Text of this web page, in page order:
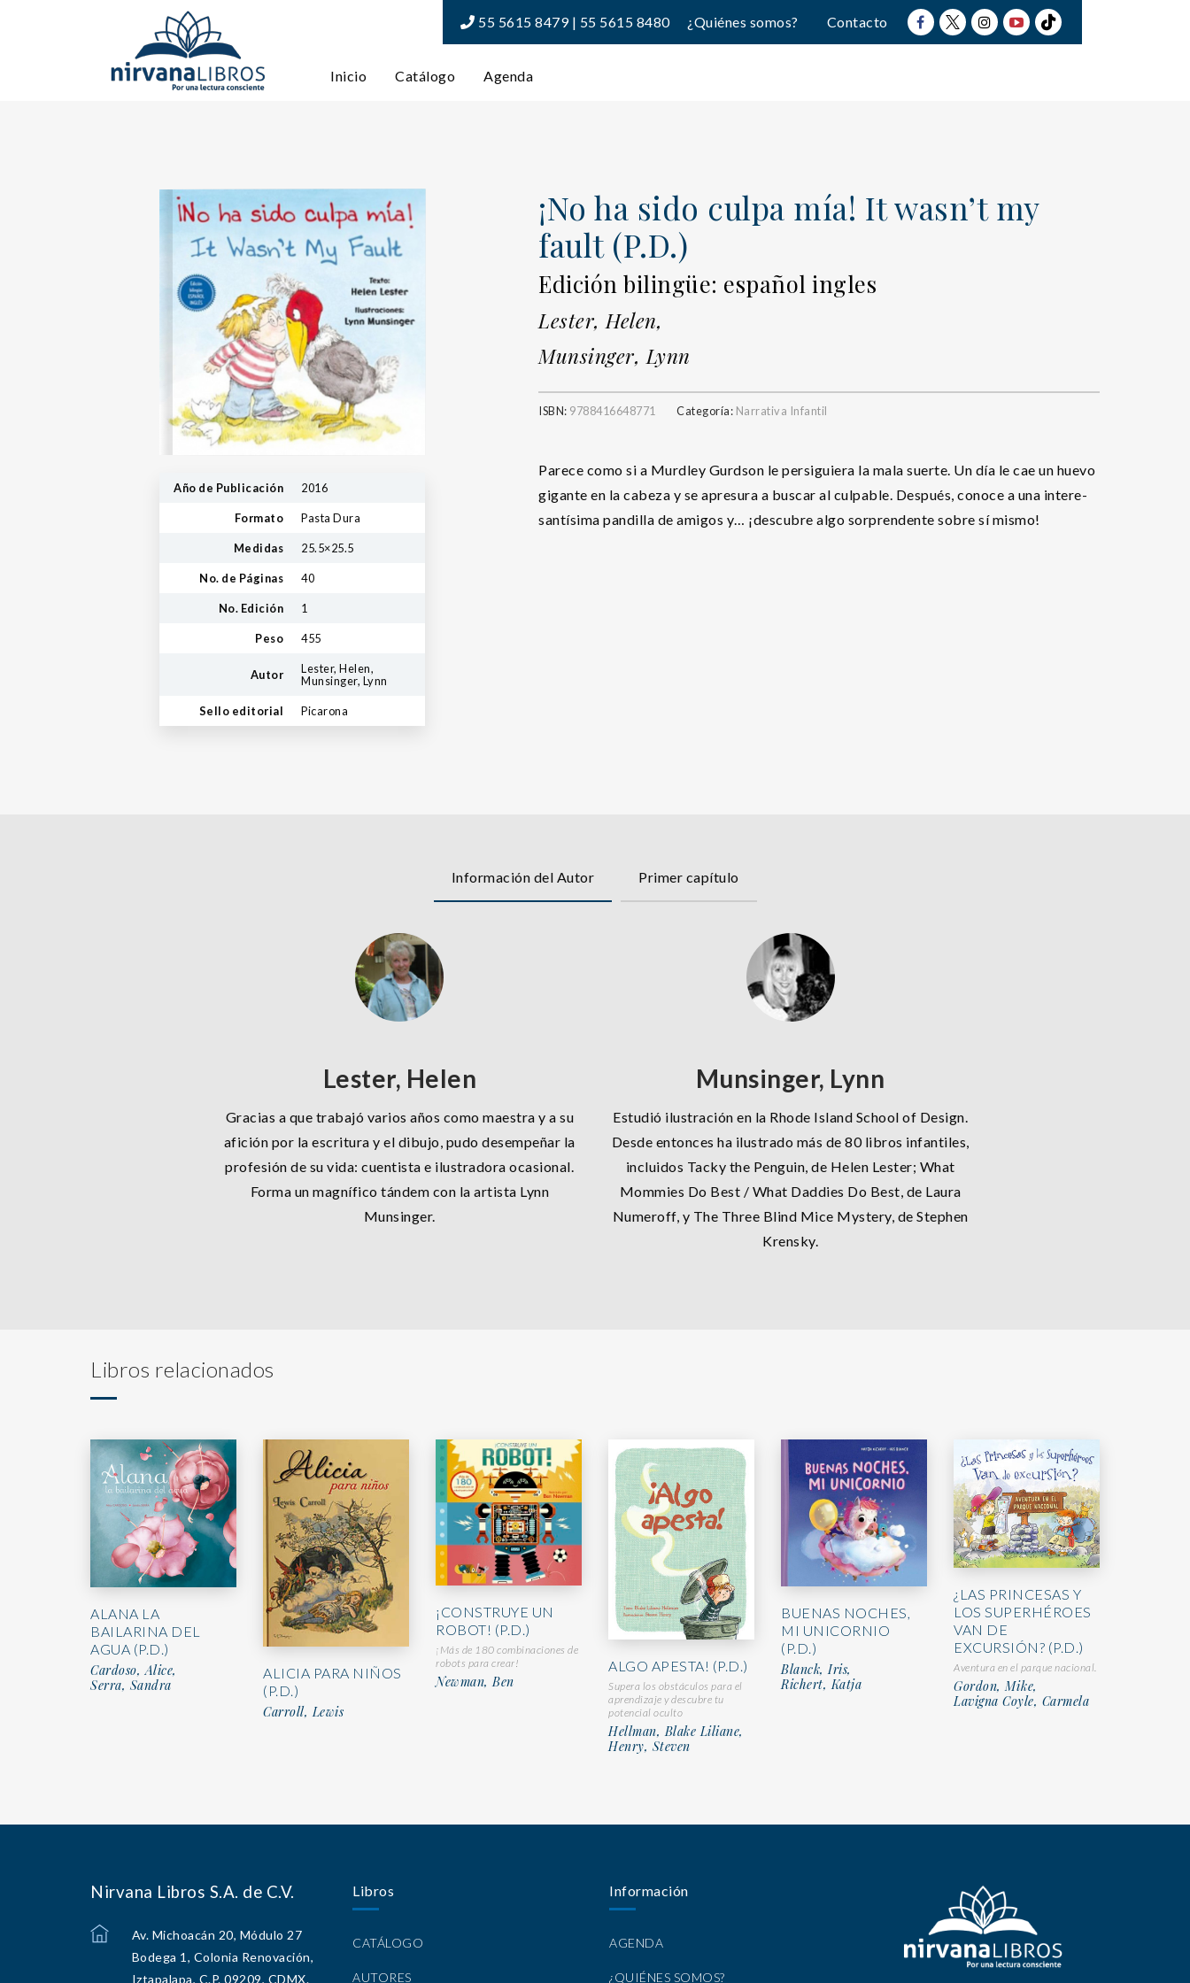
55 5615 8479 | 55 5615 8480 ¿Quiénes somos? Contacto
Inicio Catálogo Agenda
Año de Publicación 2016
Formato Pasta Dura
Medidas 25.5×25.5
No. de Páginas 40
No. Edición 1
Peso 455
Autor
Lester, Helen,
Munsinger, Lynn
Sello editorial Picarona
¡No ha sido culpa mía! It wasn’t my
fault (P.D.)
Edición bilingüe: español ingles
Lester, Helen,
Munsinger, Lynn
ISBN: 9788416648771 Categoría: Narrativa Infantil
Parece como si a Murdley Gurdson le persiguiera la mala suerte. Un día le cae un huevo
gigante en la cabeza y se apresura a buscar al culpable. Después, conoce a una intere-
santísima pandilla de amigos y… ¡descubre algo sorprendente sobre sí mismo!
Información del Autor Primer capítulo
Lester, Helen
Gracias a que trabajó varios años como maestra y a su
afición por la escritura y el dibujo, pudo desempeñar la
profesión de su vida: cuentista e ilustradora ocasional.
Forma un magnífico tándem con la artista Lynn
Munsinger.
Munsinger, Lynn
Estudió ilustración en la Rhode Island School of Design.
Desde entonces ha ilustrado más de 80 libros infantiles,
incluidos Tacky the Penguin, de Helen Lester; What
Mommies Do Best / What Daddies Do Best, de Laura
Numeroff, y The Three Blind Mice Mystery, de Stephen
Krensky.
Libros relacionados
ALANA LA
BAILARINA DEL
AGUA (P.D.)
Cardoso, Alice,
Serra, Sandra
ALICIA PARA NIÑOS
(P.D.)
Carroll, Lewis
¡CONSTRUYE UN
ROBOT! (P.D.)
¡Más de 180 combinaciones de
robots para crear!
Newman, Ben
ALGO APESTA! (P.D.)
Supera los obstáculos para el
aprendizaje y descubre tu
potencial oculto
Hellman, Blake Liliane,
Henry, Steven
BUENAS NOCHES,
MI UNICORNIO
(P.D.)
Blanck, Iris,
Richert, Katja
¿LAS PRINCESAS Y
LOS SUPERHÉROES
VAN DE
EXCURSIÓN? (P.D.)
Aventura en el parque nacional.
Gordon, Mike,
Lavigna Coyle, Carmela
Nirvana Libros S.A. de C.V.
Av. Michoacán 20, Módulo 27
Bodega 1, Colonia Renovación,
Iztapalapa, C.P. 09209, CDMX.
Libros
CATÁLOGO
AUTORES
Información
AGENDA
¿QUIÉNES SOMOS?